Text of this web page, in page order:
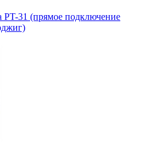
31 (прямое подключение